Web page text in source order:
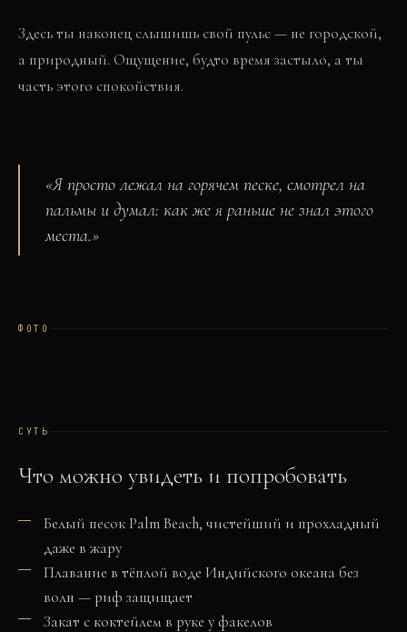
Здесь ты наконец слышишь свой пульс — не городской,
а природный. Ощущение, будто время застыло, а ты
часть этого спокойствия.
«Я просто лежал на горячем песке, смотрел на
пальмы и думал: как же я раньше не знал этого
места.»
ФОТО
СУТЬ
Что можно увидеть и попробовать
Белый песок Palm Beach, чистейший и прохладный
даже в жару
Плавание в тёплой воде Индийского океана без
волн — риф защищает
Закат с коктейлем в руке у факелов